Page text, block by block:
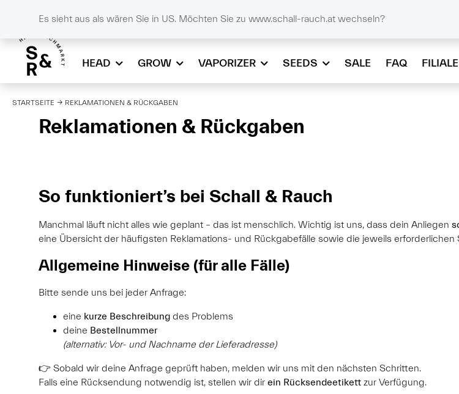
HEAD GROW VAPORIZER SEEDS SALE FAQ FILIALE
STARTSEITE REKLAMATIONEN & RÜCKGABEN
Reklamationen & Rückgaben
So funktioniert’s bei Schall & Rauch
Manchmal läuft nicht alles wie geplant – das ist menschlich. Wichtig ist uns, dass dein Anliegen
eine Übersicht der häufigsten Reklamations- und Rückgabefälle sowie die jeweils erforderlichen
Allgemeine Hinweise (für alle Fälle)
Bitte sende uns bei jeder Anfrage:
eine kurze Beschreibung des Problems
deine Bestellnummer
(alternativ: Vor- und Nachname der Lieferadresse)
👉 Sobald wir deine Anfrage geprüft haben, melden wir uns mit den nächsten Schritten.
Falls eine Rücksendung notwendig ist, stellen wir dir ein Rücksendeetikett zur Verfügung.
Es sieht aus als wären Sie in US. Möchten Sie zu www.schall-rauch.at wechseln?